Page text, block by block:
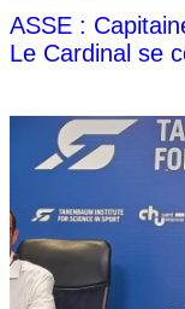
ASSE :
Le Cardinal se